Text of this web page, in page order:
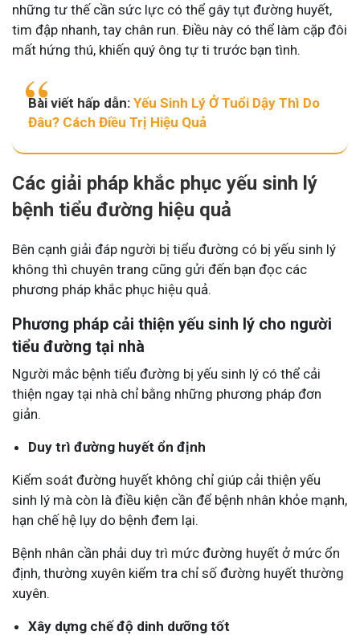
những tư thế cần sức lực có thể gây tụt đường huyết,
tim đập nhanh, tay chân run. Điều này có thể làm cặp đôi
mất hứng thú, khiến quý ông tự ti trước bạn tình.
Bài viết hấp dẫn: Yếu Sinh Lý Ở Tuổi Dậy Thì Do
Đâu? Cách Điều Trị Hiệu Quả
Các giải pháp khắc phục yếu sinh lý
bệnh tiểu đường hiệu quả
Bên cạnh giải đáp người bị tiểu đường có bị yếu sinh lý
không thì chuyên trang cũng gửi đến bạn đọc các
phương pháp khắc phục hiệu quả.
Phương pháp cải thiện yếu sinh lý cho người
tiểu đường tại nhà
Người mắc bệnh tiểu đường bị yếu sinh lý có thể cải
thiện ngay tại nhà chỉ bằng những phương pháp đơn
giản.
Duy trì đường huyết ổn định
Kiểm soát đường huyết không chỉ giúp cải thiện yếu
sinh lý mà còn là điều kiện cần để bệnh nhân khỏe mạnh,
hạn chế hệ lụy do bệnh đem lại.
Bệnh nhân cần phải duy trì mức đường huyết ở mức ổn
định, thường xuyên kiểm tra chỉ số đường huyết thường
xuyên.
Xây dựng chế độ dinh dưỡng tốt